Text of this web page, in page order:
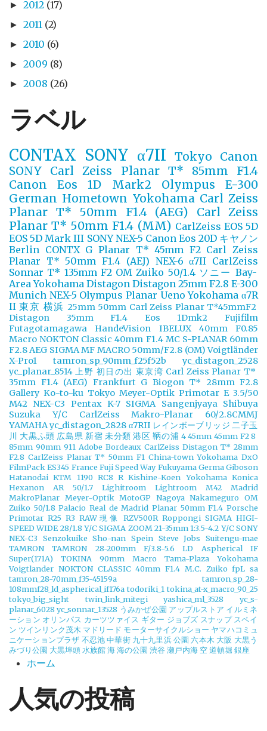
► 2012 (17)
► 2011 (2)
► 2010 (6)
► 2009 (8)
► 2008 (26)
ラベル
CONTAX SONY α7II Tokyo
Canon
SONY
Carl Zeiss Planar T* 85mm F1.4
Canon Eos 1D Mark2
Olympus E-300
German Hometown Yokohama Carl Zeiss
Planar T* 50mm F1.4 (AEG)
Carl Zeiss
Planar T* 50mm F1.4 (MM) CarlZeiss EOS 5D
EOS 5D Mark III SONY NEX-5 Canon Eos 20D キヤノン
Berlin CONTX G Planar T* 45mm F2 Carl Zeiss
Planar T* 50mm F1.4 (AEJ) NEX-6 α7II CarlZeiss
Sonnar T* 135mm F2 OM Zuiko 50/1.4 ソニー Bay-
Area Yokohama Distagon Distagon 25mm F2.8 E-300
Munich NEX-5 Olympus Planar Ueno Yokohama α7R
II 東京 横浜 25mm 50mm Carl Zeiss Planar T*45mmF2
Distagon 35mm F1.4
Eos 1Dmk2
Fujifilm
Futagotamagawa
HandeVision
IBELUX 40mm F0.85
Macro NOKTON Classic 40mm F1.4 MC S-PLANAR 60mm
F2.8 AEG SIGMA MF MACRO 50mm/F2.8 (OM) Voigtländer
X-Pro1
tamron_sp_90mm_f25f52b
yc_distagon_2528
yc_planar_8514 上野 初日の出 東京湾 Carl Zeiss Planar T*
35mm F1.4 (AEG) Frankfurt G Biogon T* 28mm F2.8
Gallery Ko-to-ku Tokyo Meyer-Optik Primotar E 3.5/50
M42 NEX-C3 Pentax K-7 SIGMA Sangenjyaya Shibuya
Suzuka
Y/C CarlZeiss Makro-Planar 60/2.8CMMJ
YAMAHAyc_distagon_2828 α7RII レインボーブリッジ 二子玉
川 大黒ふ頭 広島県 新宿 未分類 港区 鞆の浦 4 45mm 45mm F2 8
85mm 90mm 911 Adobe Bordeaux CarlZeiss Distagon T* 28mm
F2.8 CarlZeiss Planar T* 50mm F1 China-town Yokohama DxO
FilmPack ES345 France Fuji Speed Way Fukuyama Germa Giboson
Hatanodai KTM 1190 RC8 R Kishine-Koen Yokohama Konica
Hexanon AR 50/1.7
Lighitroom Lightroom M42
Madrid
MakroPlanar Meyer-Optik MotoGP Nagoya Nakameguro OM
Zuiko 50/1.8 Palacio Real de Madrid Planar 50mm F1.4 Porsche
Primotar R25 R3 RAW現像 RZV500R Roppongi SIGMA HIGI-
SPEED WIDE 28/1.8 Y/C SIGMA ZOOM 21-35mm 1:3.5-4.2 Y/C SONY
NEX-C3
Senzokuike Sho-nan Spein Steve Jobs
Suitengu-mae
TAMRON
TAMRON 28-200mm F/3.8-5.6 LD Aspherical IF
Super(171A)
TOKINA 90mm Macro
Tama-Plaza Yokohama
Voigtlander NOKTON CLASSIC 40mm F1.4 M.C.
Zuiko fpL sa
tamron_28-70mm_f35-45159a
tamron_sp_28-
108mmf28_ld_aspherical_if176a todoriki_1 tokina_at-x_macro_90_25
tokyo_big_sight
twin_link_mitegi yashica_ml_3528
yc_s-
planar_6028 yc_sonnar_13528 うみかぜ公園 アップルストア イルミネ
ーション オリンパス カーツツァイス ギター ジョブズ スナップ スペイ
ン ツインリンク茂木 マドリード モーターサイクルショー ヤマハコミュ
ニケーションプラザ 不忍池 中華街 九十九里浜公園 六本木 大阪 大黒う
みづり公園 大黒埠頭 水族館海海の公園 渋谷瀬戸内海 空道頓堀 銀座
ホーム
人気の投稿